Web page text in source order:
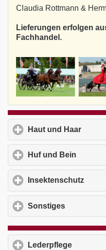
Claudia Rottmann &
Lieferungen erfolgen
Fachhandel.
Haut und Haar
Huf und Bein
Insektenschutz
Sonstiges
Lederpflege